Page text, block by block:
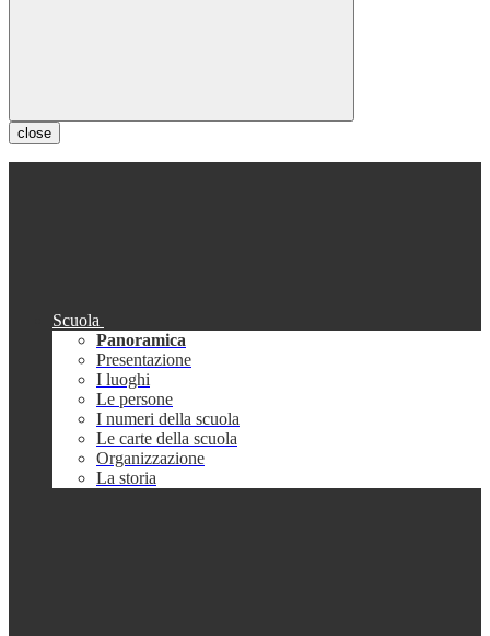
close
Scuola
Panoramica
Presentazione
I luoghi
Le persone
I numeri della scuola
Le carte della scuola
Organizzazione
La storia